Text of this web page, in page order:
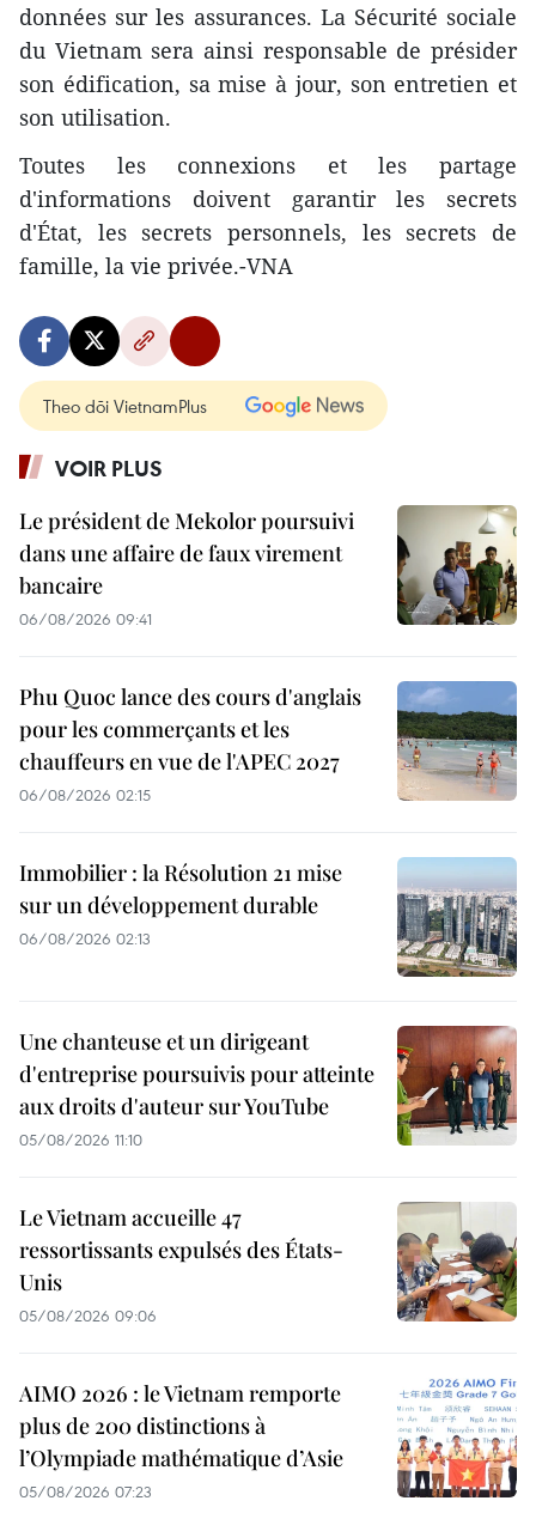
données sur les assurances. La Sécurité sociale
du Vietnam sera ainsi responsable de présider
son édification, sa mise à jour, son entretien et
son utilisation.
Toutes les connexions et les partage
d'informations doivent garantir les secrets
d'État, les secrets personnels, les secrets de
famille, la vie privée.-VNA
Theo dõi VietnamPlus
VOIR PLUS
Le président de Mekolor poursuivi
dans une affaire de faux virement
bancaire
06/08/2026 09:41
Phu Quoc lance des cours d'anglais
pour les commerçants et les
chauffeurs en vue de l'APEC 2027
06/08/2026 02:15
Immobilier : la Résolution 21 mise
sur un développement durable
06/08/2026 02:13
Une chanteuse et un dirigeant
d'entreprise poursuivis pour atteinte
aux droits d'auteur sur YouTube
05/08/2026 11:10
Le Vietnam accueille 47
ressortissants expulsés des États-
Unis
05/08/2026 09:06
AIMO 2026 : le Vietnam remporte
plus de 200 distinctions à
l’Olympiade mathématique d’Asie
05/08/2026 07:23